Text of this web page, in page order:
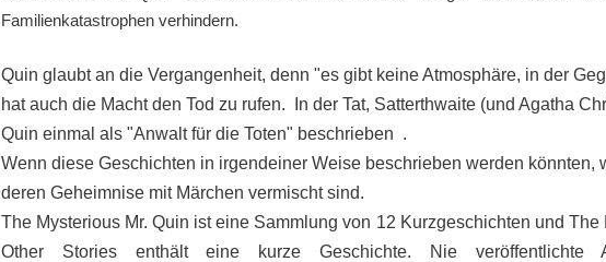
Familienkatastrophen verhindern.
Quin glaubt an die Vergangenheit, denn "es gibt keine Atmosphäre, in der
hat auch die Macht den Tod zu rufen. In der Tat, Satterthwaite (und Agatha
Quin einmal als "Anwalt für die Toten" beschrieben .
Wenn diese Geschichten in irgendeiner Weise beschrieben werden könnten,
deren Geheimnise mit Märchen vermischt sind.
The Mysterious Mr. Quin ist eine Sammlung von 12 Kurzgeschichten und The
Other Stories enthält eine kurze Geschichte. Nie veröffentlichte